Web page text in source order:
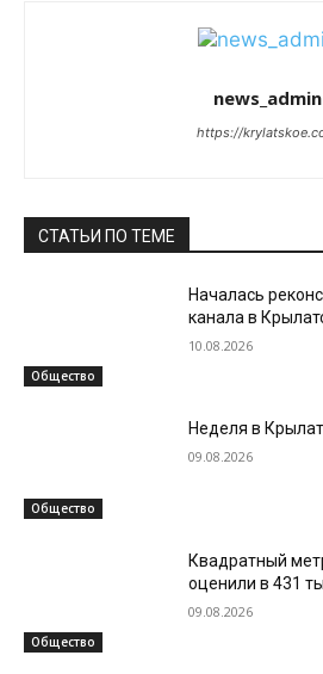
news_admin
https://
СТАТЬИ ПО ТЕМЕ
Общество
Началась
канала в
10.08.2026
Общество
Неделя в
09.08.2026
Общество
Квадратный
оценили в 431
09.08.2026